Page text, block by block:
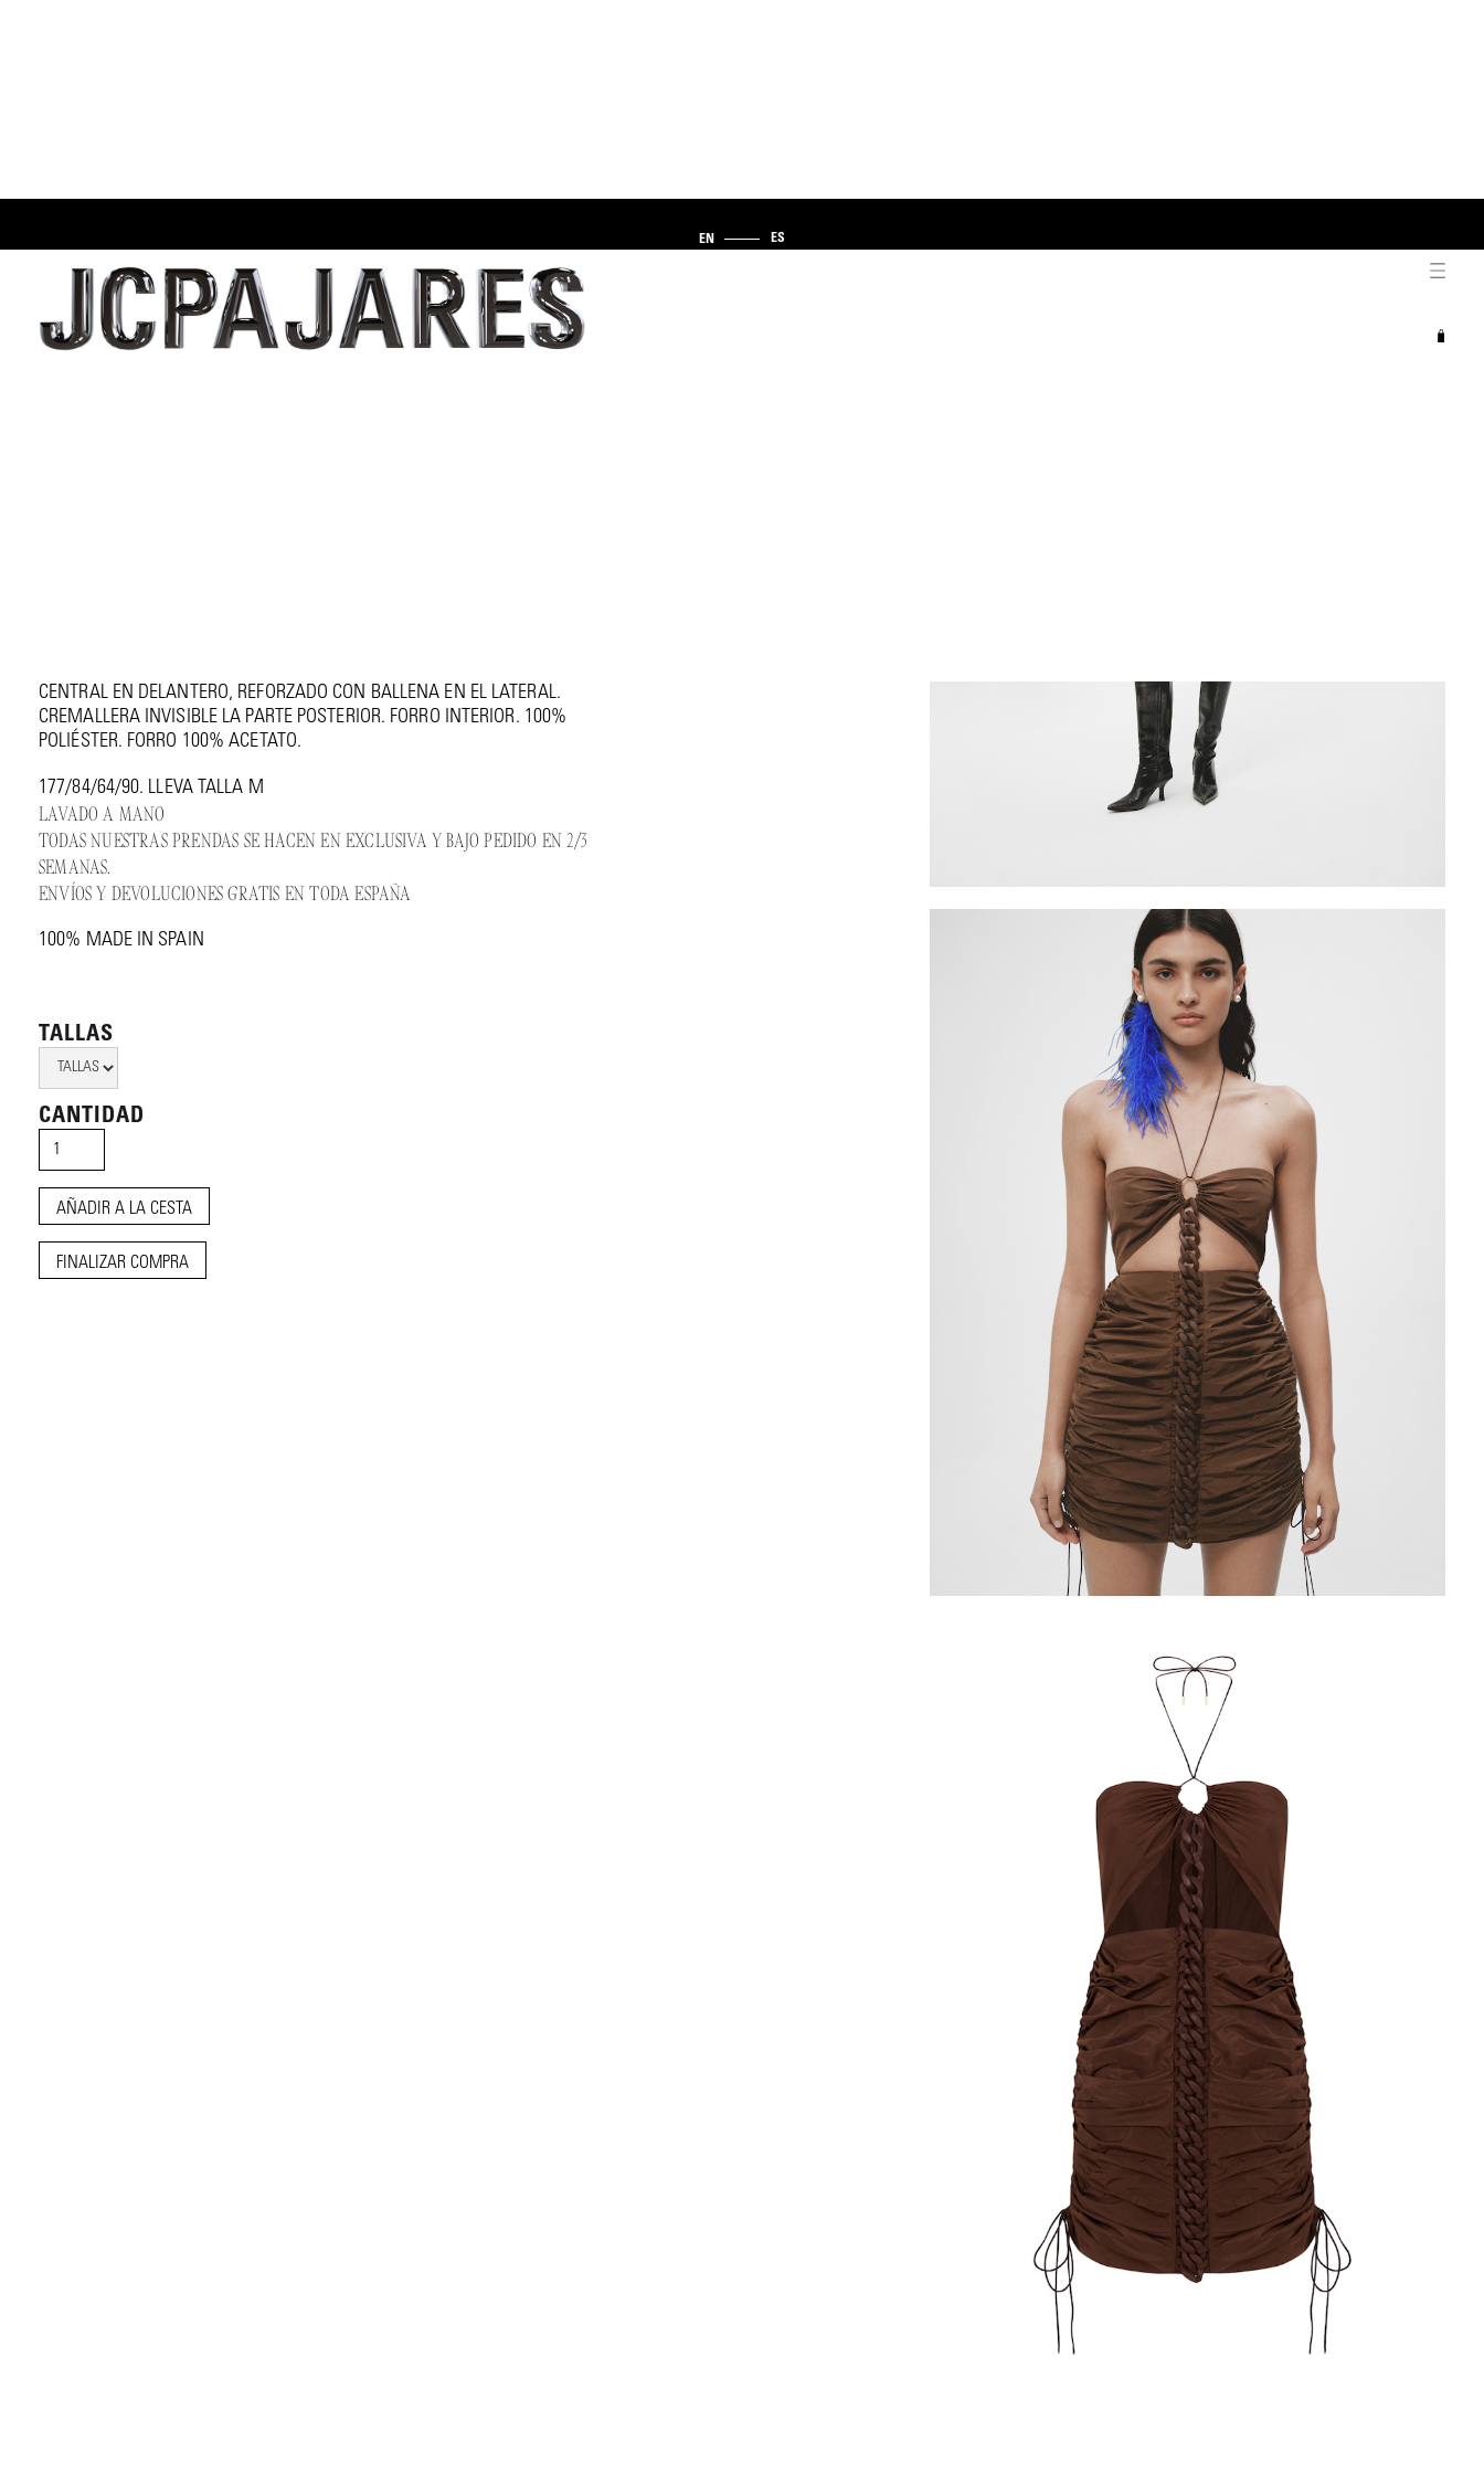
EN ES
CENTRAL EN DELANTERO, REFORZADO CON BALLENA EN EL LATERAL.
CREMALLERA INVISIBLE LA PARTE POSTERIOR. FORRO INTERIOR. 100%
POLIÉSTER. FORRO 100% ACETATO.
177/84/64/90. LLEVA TALLA M
LAVADO A MANO
TODAS NUESTRAS PRENDAS SE HACEN EN EXCLUSIVA Y BAJO PEDIDO EN 2/3
SEMANAS.
ENVÍOS Y DEVOLUCIONES GRATIS EN TODA ESPAÑA
100% MADE IN SPAIN
TALLAS
CANTIDAD
FINALIZAR COMPRA